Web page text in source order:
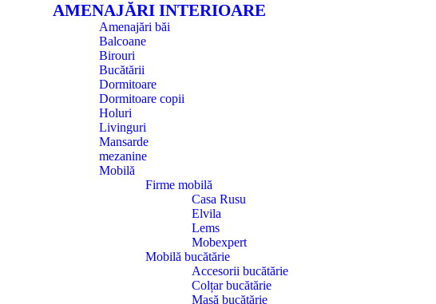
AMENAJĂRI INTERIOARE
Amenajări băi
Balcoane
Birouri
Bucătării
Dormitoare
Dormitoare copii
Holuri
Livinguri
Mansarde
mezanine
Mobilă
Firme mobilă
Casa Rusu
Elvila
Lems
Mobexpert
Mobilă bucătărie
Accesorii bucătărie
Colțar bucătărie
Masă bucătărie